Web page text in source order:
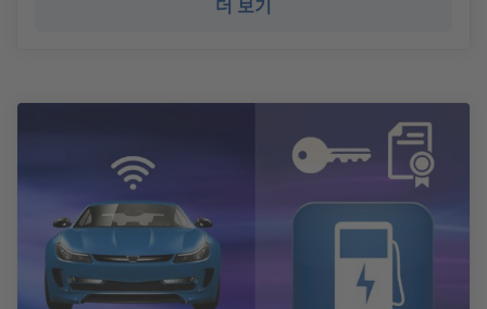
더 보기